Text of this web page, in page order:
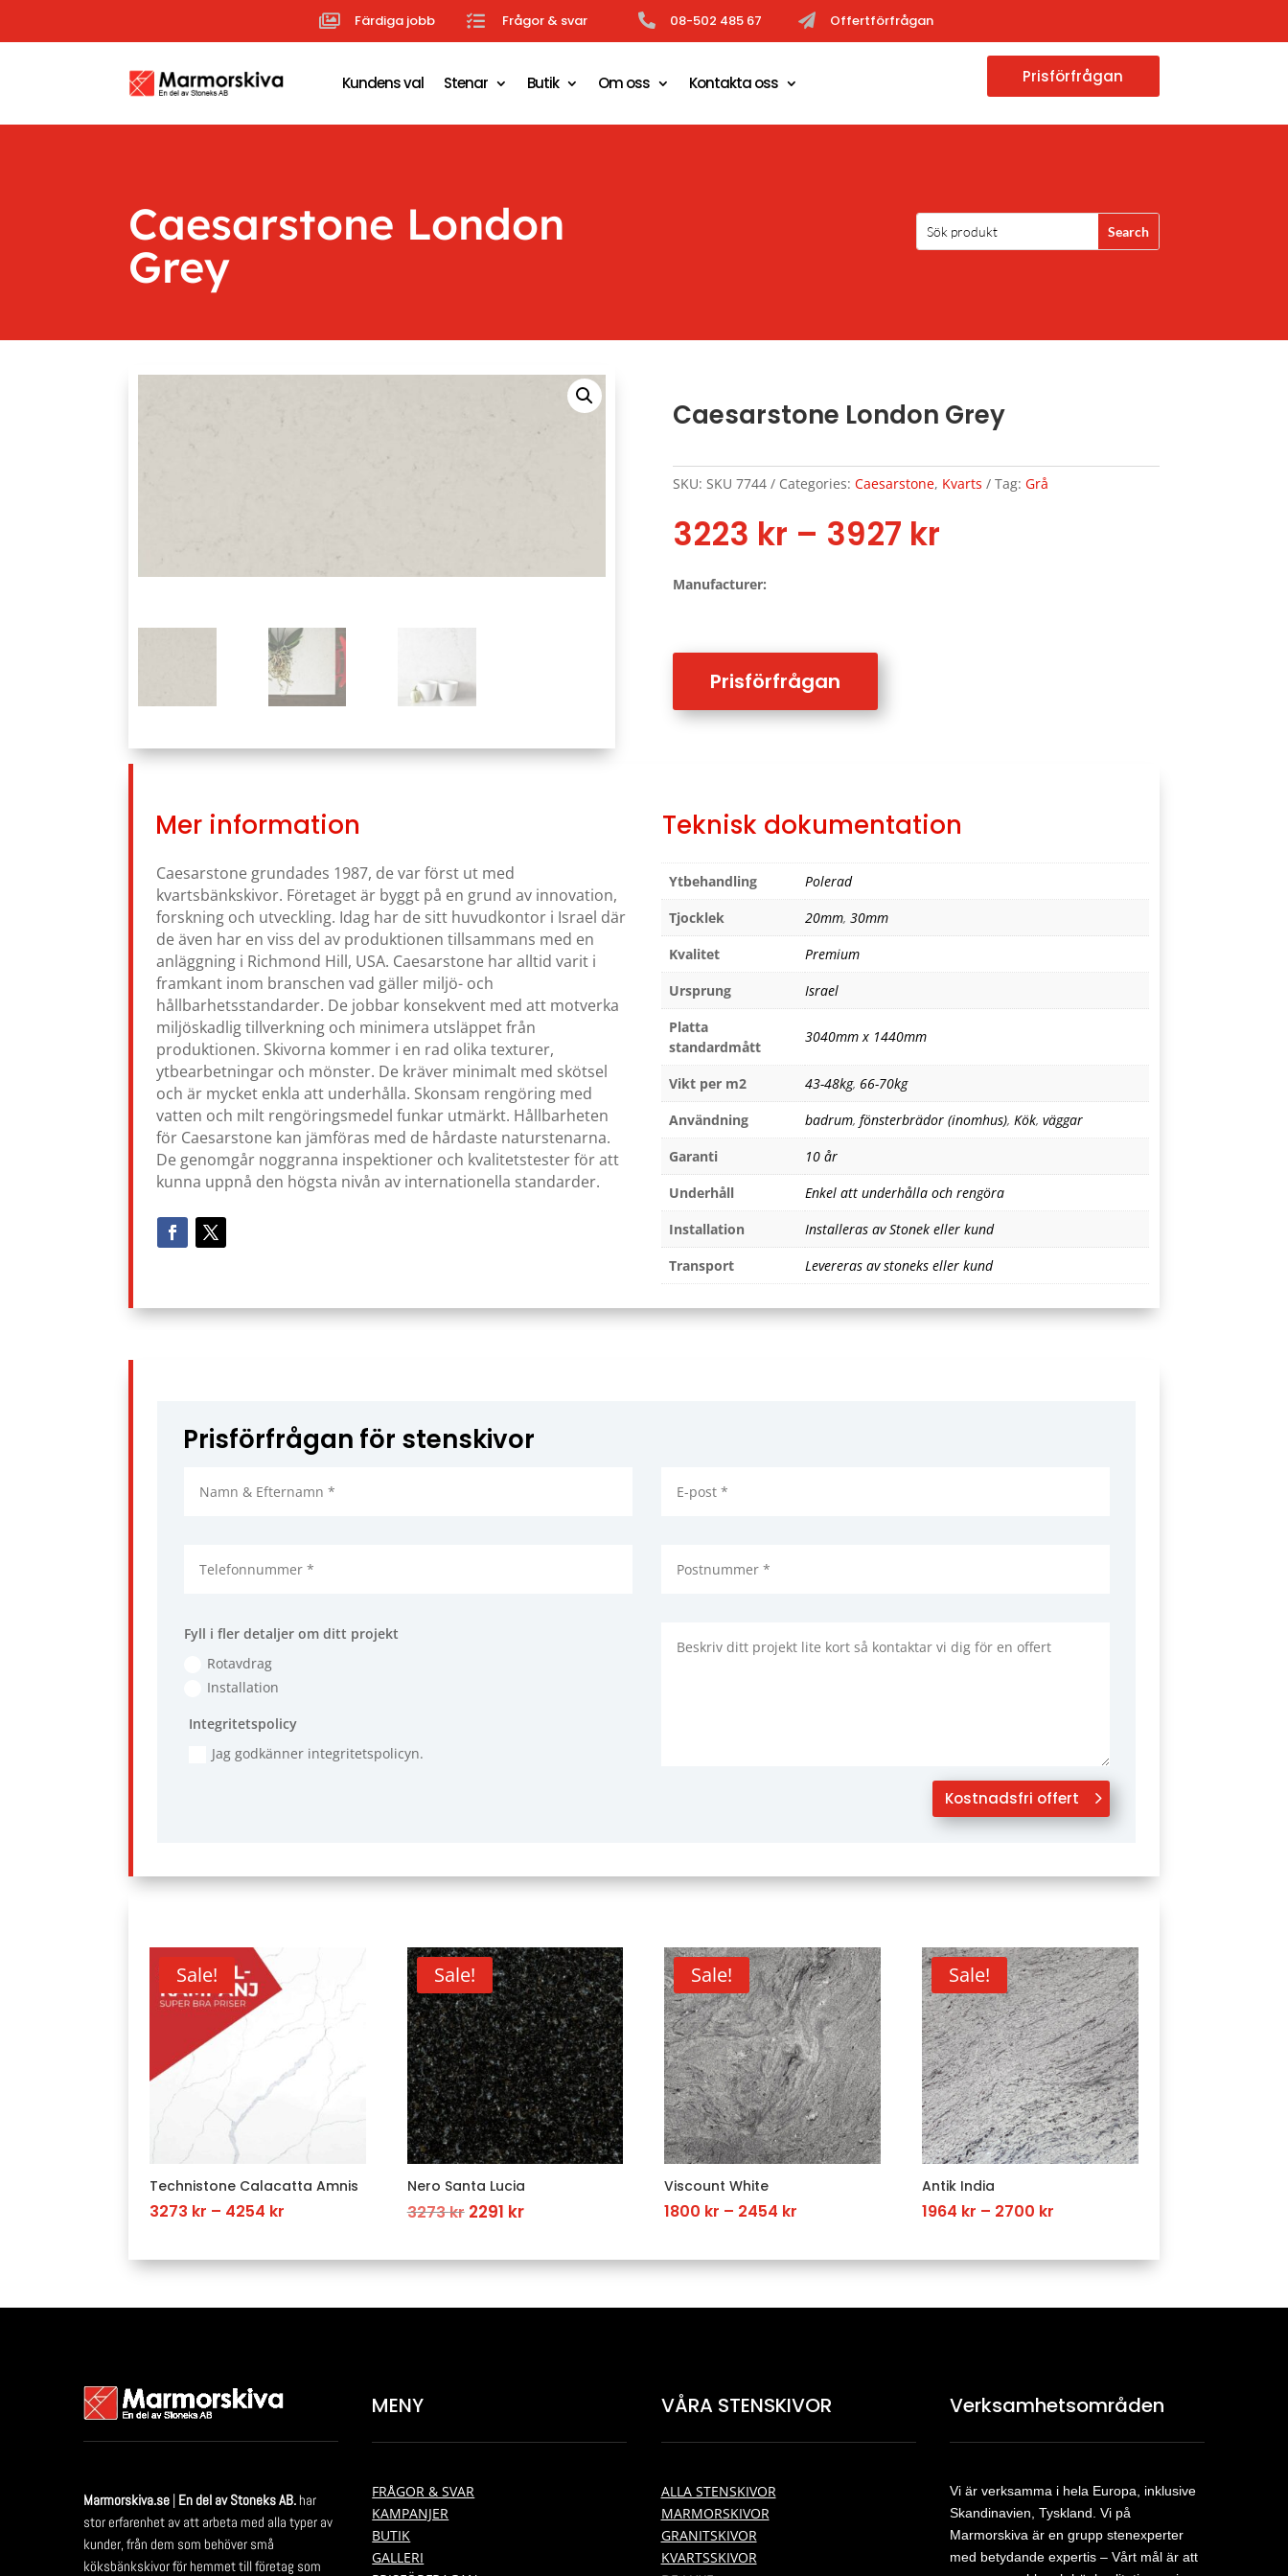
 Färdiga jobb  Frågor & svar  08-502 485 67  Offertförfrågan
Kundens val Stenar Butik Om oss Kontakta oss Prisförfrågan
Caesarstone London
Grey
Caesarstone London Grey
SKU: SKU 7744 Categories: Caesarstone, Kvarts Tag: Grå
3223 kr – 3927 krPrice
Manufacturer:
Prisförfrågan
Mer information
Caesarstone grundades 1987, de var först ut med
kvartsbänkskivor. Företaget är byggt på en grund av innovation,
forskning och utveckling. Idag har de sitt huvudkontor i Israel där
de även har en viss del av produktionen tillsammans med en
anläggning i Richmond Hill, USA. Caesarstone har alltid varit i
framkant inom branschen vad gäller miljö- och
hållbarhetsstandarder. De jobbar konsekvent med att motverka
miljöskadlig tillverkning och minimera utsläppet från
produktionen. Skivorna kommer i en rad olika texturer,
ytbearbetningar och mönster. De kräver minimalt med skötsel
och är mycket enkla att underhålla. Skonsam rengöring med
vatten och milt rengöringsmedel funkar utmärkt. Hållbarheten
för Caesarstone kan jämföras med de hårdaste naturstenarna.
De genomgår noggranna inspektioner och kvalitetstester för att
kunna uppnå den högsta nivån av internationella standarder.
Teknisk dokumentation
Ytbehandling
Polerad
Tjocklek
20mm,30mm
Kvalitet
Premium
Ursprung
Israel
Platta
standardmått
3040mm x 1440mm
Vikt per m2 43-48kg, 66-70kg
Användning
badrum,fönsterbrädor (inomhus), Kök,väggar
Garanti
10 år
Underhåll
Enkel att underhålla och rengöra
Installation
Installeras av Stonek eller kund
Transport
Levereras av stoneks eller kund
Prisförfrågan för stenskivor
Fyll i fler detaljer om ditt projekt
Rotavdrag
Installation
Integritetspolicy
Jag godkänner integritetspolicyn.
Kostnadsfri offert
Sale!
Technistone Calacatta Amnis
3273 kr – 4254 krPrice
3273 kr
4254 kr
Sale!
Nero Santa Lucia
3273kr Original
was:
2291 krCurrent
is:
Sale!
Viscount White
1800 kr – 2454 kr
1800 kr
2454 kr
Sale!
Antik India
1964 kr – 2700 kr
1964 kr
2700 kr
Marmorskiva.se | En del av Stoneks AB.har
stor erfarenhet av att arbeta med alla typer av
kunder, från dem som behöver små
köksbänkskivor för hemmet till företag som
MENY
FRÅGOR & SVAR
KAMPANJER
BUTIK
GALLERI
VÅRA STENSKIVOR
ALLA STENSKIVOR
MARMORSKIVOR
GRANITSKIVOR
KVARTSSKIVOR
Verksamhetsområden
Vi är verksamma i hela Europa, inklusive
Skandinavien, Tyskland. Vi på
Marmorskiva är en grupp stenexperter
med betydande expertis – Vårt mål är att